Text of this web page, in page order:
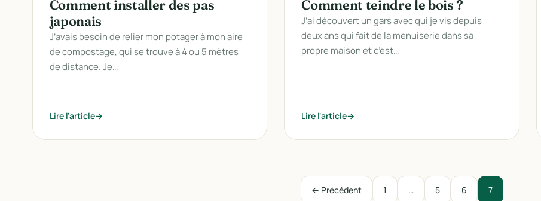
Comment installer des pas
japonais
J’avais besoin de relier mon potager à mon aire
de compostage, qui se trouve à 4 ou 5 mètres
de distance. Je…
Lire l'article
Comment teindre le bois ?
J’ai découvert un gars avec qui je vis depuis
deux ans qui fait de la menuiserie dans sa
propre maison et c’est…
Lire l'article
← Précédent 1 … 5 6 7